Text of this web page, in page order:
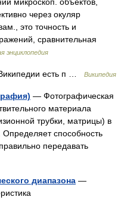
через окуляр
это точность и
сравнительная
энциклопедия
есть п … Википедия
— Фотографическая
материала
трубки, матрицы) в
способность
передавать
диапазона —